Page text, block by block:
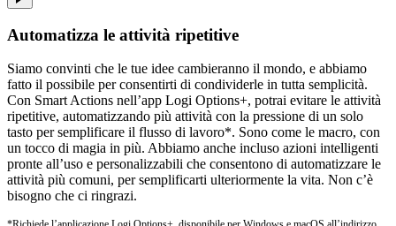
Automatizza le attività ripetitive
Siamo convinti che le tue idee cambieranno il mondo, e abbiamo
fatto il possibile per consentirti di condividerle in tutta semplicità.
Con Smart Actions nell’app Logi Options+, potrai evitare le attività
ripetitive, automatizzando più attività con la pressione di un solo
tasto per semplificare il flusso di lavoro*. Sono come le macro, con
un tocco di magia in più. Abbiamo anche incluso azioni intelligenti
pronte all’uso e personalizzabili che consentono di automatizzare le
attività più comuni, per semplificarti ulteriormente la vita. Non c’è
bisogno che ci ringrazi.